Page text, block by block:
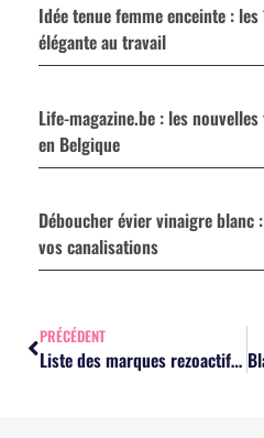
Idée tenue femme enceinte :
élégante au travail
Life-magazine.be : les
en Belgique
Déboucher évier vinaigre
vos canalisations
PRÉCÉDENT
Liste des marques rezoactif.com : les 30 références mode à retenir